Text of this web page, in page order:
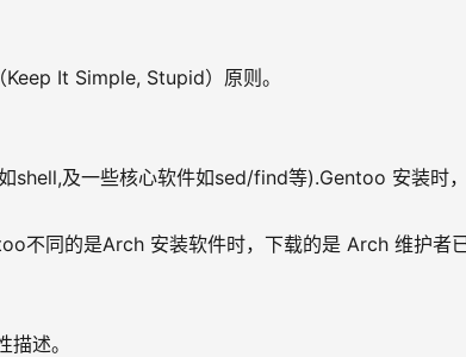
It Simple, Stupid）原则。
shell,及一些核心软件如sed/find等).Gentoo 安装时
同的是Arch 安装软件时，下载的是 Arch 维护者
述。